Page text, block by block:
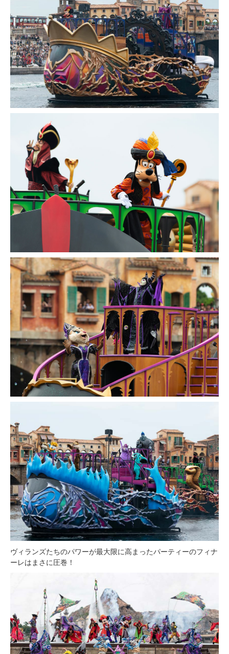
ヴィランズたちのパワーが最大限に高まったパーティーのフィナ
ーレはまさに圧巻！